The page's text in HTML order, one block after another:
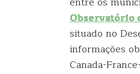
Observatório
situado no
informações
Canada-